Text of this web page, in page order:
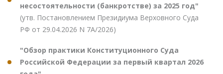
несостоятельности (банкротстве) за 2025 год"
(утв. Постановлением Президиума Верховного Суда
РФ от 29.04.2026 N 7А/2026)
"Обзор практики Конституционного Суда
Российской Федерации за первый квартал 2026